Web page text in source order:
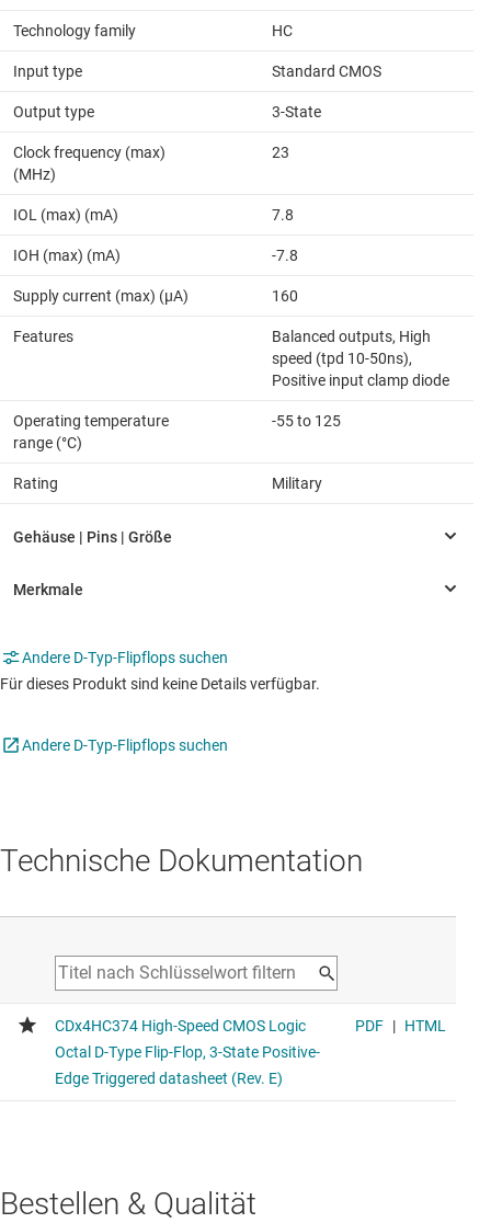
Technology family HC
Input type Standard CMOS
Output type 3-State
Clock frequency (max)
(MHz)
23
IOL (max) (mA) 7.8
IOH (max) (mA) -7.8
Supply current (max) (µA) 160
Features
Balanced outputs, High
speed (tpd 10-50ns),
Positive input clamp diode
Operating temperature
range (°C)
-55 to 125
Rating Military
Andere D-Typ-Flipflops suchen
Für dieses Produkt sind keine Details verfügbar.
Andere D-Typ-Flipflops suchen
Technische Dokumentation
Bestellen & Qualität